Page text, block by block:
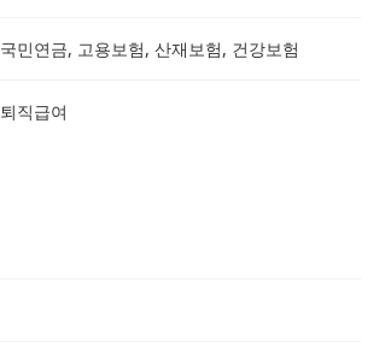
국민연금, 고용보험, 산재보험, 건강보험
퇴직급여